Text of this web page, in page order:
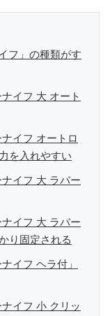
フ」の種類がす
イフ 大 オート
イフ オートロ
を入れやすい
イフ 大 ラバー
イフ 大 ラバー
り固定される
イフ ヘラ付」
イフ 小 クリッ